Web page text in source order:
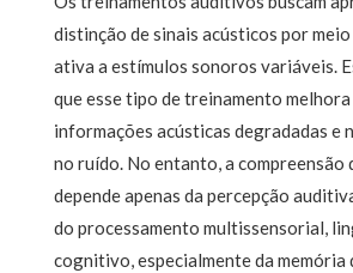
distinção de sinais acústicos por
ativa a estímulos sonoros variáveis.
que esse tipo de treinamento
informações acústicas degradadas e
no ruído. No entanto, a compreensão
depende apenas da percepção
do processamento multissensorial,
cognitivo, especialmente da memória